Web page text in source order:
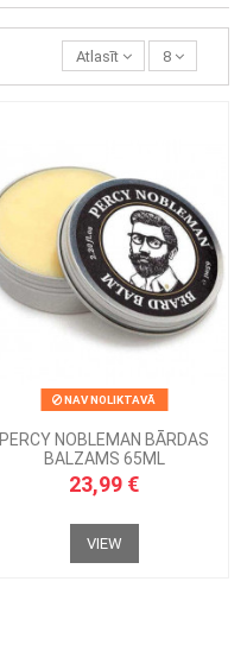
Atlasīt 8
NAV NOLIKTAVĀ
PERCY NOBLEMAN BĀRDAS
BALZAMS 65ML
23,99 €
VIEW